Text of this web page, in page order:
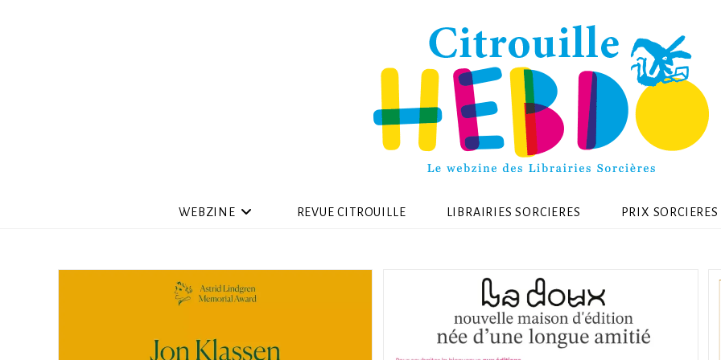
WEBZINE REVUE CITROUILLE LIBRAIRIES SORCIERES PRIX SORCIERES